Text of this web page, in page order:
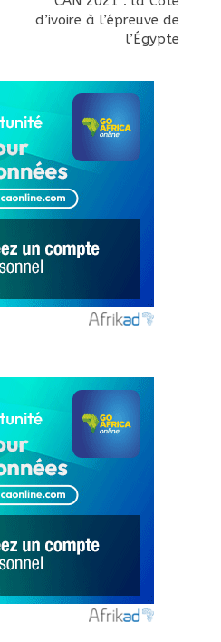
d’ivoire à l’épreuve de
l’Égypte